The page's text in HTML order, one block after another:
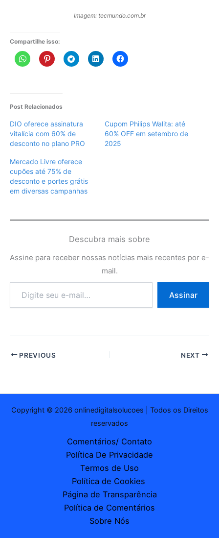
Imagem: tecmundo.com.br
Compartilhe isso:
Post Relacionados
DIO oferece assinatura
vitalícia com 60% de
desconto no plano PRO
Cupom Philips Walita: até
60% OFF em setembro de
2025
Mercado Livre oferece
cupões até 75% de
desconto e portes grátis
em diversas campanhas
Descubra mais sobre
Assine para receber nossas notícias mais recentes por e-
mail.
e-
Assinar
PREVIOUS NEXT
Copyright © 2026 onlinedigitalsolucoes | Todos os Direitos
reservados
Comentários/ Contato
Política De Privacidade
Termos de Uso
Política de Cookies
Página de Transparência
Política de Comentários
Sobre Nós